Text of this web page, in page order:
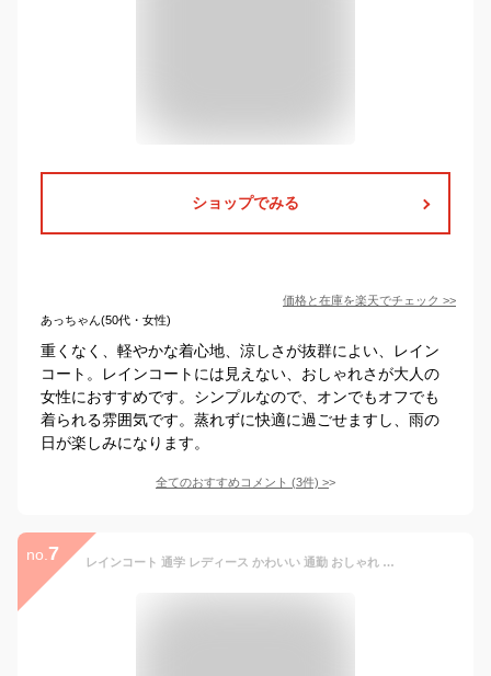
ショップでみる
価格と在庫を楽天でチェック >>
あっちゃん(50代・女性)
重くなく、軽やかな着心地、涼しさが抜群によい、レイン
コート。レインコートには見えない、おしゃれさが大人の
女性におすすめです。シンプルなので、オンでもオフでも
着られる雰囲気です。蒸れずに快適に過ごせますし、雨の
日が楽しみになります。
全てのおすすめコメント (3件) >
no. 7 レインコート 通学 レディース かわいい 通勤 おしゃれ デイリースタイル レインコート 自転車 女の子 キッズ テフロン加工 通学 雨 梅雨グッズ 台風 雨具 カッパ 雨合羽 大人 ポンチョ ロング ギフト【30日保証】